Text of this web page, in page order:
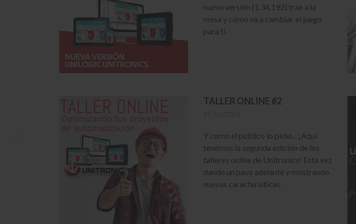
nueva versión (1.34.192) trae a la
mesa y cómo va a cambiar el juego
para ti.
TALLER ONLINE #2
Y como el público lo pidió... ¡Aquí
tenemos la segunda edición de los
talleres online de Unitronics! Esta vez
dando un paso adelante y mostrando
nuevas características.